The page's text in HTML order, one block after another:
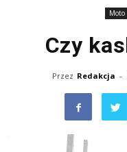
Moto
Czy
Przez Redakcja -